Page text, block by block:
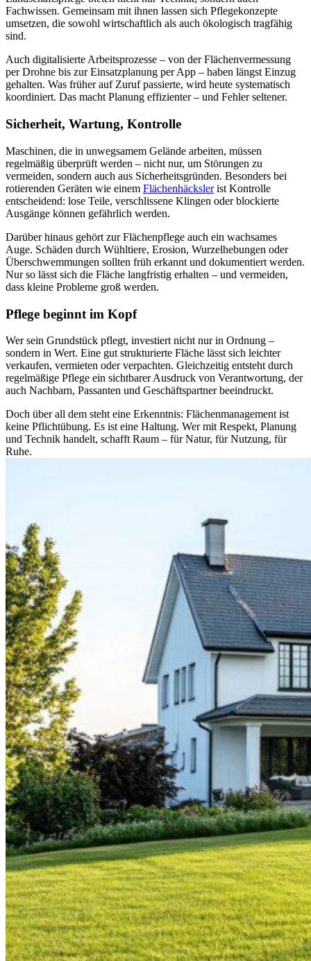
Fachwissen. Gemeinsam mit ihnen lassen sich Pflegekonzepte
umsetzen, die sowohl wirtschaftlich als auch ökologisch tragfähig
sind.
Auch digitalisierte Arbeitsprozesse – von der Flächenvermessung
per Drohne bis zur Einsatzplanung per App – haben längst Einzug
gehalten. Was früher auf Zuruf passierte, wird heute systematisch
koordiniert. Das macht Planung effizienter – und Fehler seltener.
Sicherheit, Wartung, Kontrolle
Maschinen, die in unwegsamem Gelände arbeiten, müssen
regelmäßig überprüft werden – nicht nur, um Störungen zu
vermeiden, sondern auch aus Sicherheitsgründen. Besonders bei
rotierenden Geräten wie einem Flächenhäckslerist Kontrolle
entscheidend: lose Teile, verschlissene Klingen oder blockierte
Ausgänge können gefährlich werden.
Darüber hinaus gehört zur Flächenpflege auch ein wachsames
Auge. Schäden durch Wühltiere, Erosion, Wurzelhebungen oder
Überschwemmungen sollten früh erkannt und dokumentiert werden.
Nur so lässt sich die Fläche langfristig erhalten – und vermeiden,
dass kleine Probleme groß werden.
Pflege beginnt im Kopf
Wer sein Grundstück pflegt, investiert nicht nur in Ordnung –
sondern in Wert. Eine gut strukturierte Fläche lässt sich leichter
verkaufen, vermieten oder verpachten. Gleichzeitig entsteht durch
regelmäßige Pflege ein sichtbarer Ausdruck von Verantwortung, der
auch Nachbarn, Passanten und Geschäftspartner beeindruckt.
Doch über all dem steht eine Erkenntnis: Flächenmanagement ist
keine Pflichtübung. Es ist eine Haltung. Wer mit Respekt, Planung
und Technik handelt, schafft Raum – für Natur, für Nutzung, für
Ruhe.